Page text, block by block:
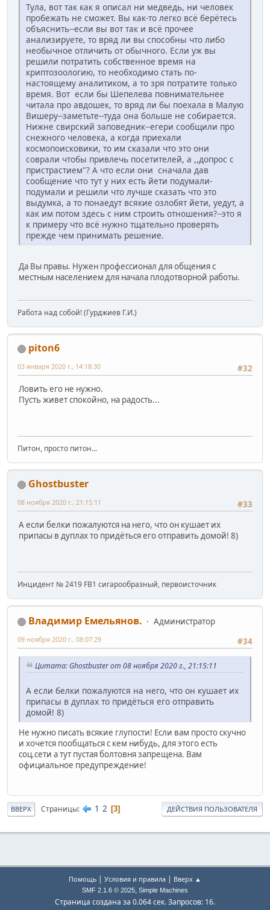
Тула, вот так как я описал ни медведь, ни человек
пробежать не сможет. Вы как-то легко всё берётесь
объяснить--если вы вот так и всё прочее
анализируете, то вряд ли вы способны что либо
необычное отличить от обычного. Если уж вы
решили потратить собственное время на
криптозоологию, то необходимо стать по-
настоящему аналитиком, а то зря потратите только
время. Вот если бы Шепелева повнимательнее
читала про авдошек, то вряд ли бы поехала в Малую
Вишеру--заметьте--туда она больше не собирается.
Нижне свирский заповедник--егери сообщили про
снежного человека, а когда приехали
космопоисковики, то им сказали что это они
соврали чтобы привлечь посетителей, а ,,допрос с
пристрастием"? А что если они сначала дав
сообщение что тут у них есть йети подумали-
подумали и решили что лучше сказать что это
выдумка, а то понаедут всякие озлобят йети, уедут, а
как им потом здесь с ним строить отношения?--это я
к примеру что всё нужно тщательно проверять
прежде чем принимать решение.
Да Вы правы. Нужен профессионал для общения с
местным населением для начала плодотворной работы.
Работа над собой! (Гурджиев Г.И.)
piton6
#32
03 января 2020 г., 14:18:30
Ловить его не нужно.
Пусть живет спокойно, на радость...
Питон, просто питон...
Ghostbuster
#33
08 ноября 2020 г., 21:15:11
А если белки пожалуются на него, что он кушает их
припасы в дуплах то придёться его отправить домой! 8)
Инцидент № 2419 FB1 сигарообразный, первоисточник
Владимир Емельянов.
Администратор
#34
09 ноября 2020 г., 08:07:29
Цитата: Ghostbuster от 08 ноября 2020 г., 21:15:11
А если белки пожалуются на него, что он кушает их
припасы в дуплах то придёться его отправить
домой! 8)
Не нужно писать всякие глупости! Если вам просто скучно
и хочется пообщаться с кем нибудь, для этого есть
соц.сети а тут пустая болтовня запрещена. Вам
официальное предупреждение!
ВВЕРХ Страницы 1 2 3 ДЕЙСТВИЯ ПОЛЬЗОВАТЕЛЯ
Помощь | Условия и правила | Вверх ▲
SMF 2.1.6 © 2025, Simple Machines
Страница создана за 0.064 сек. Запросов: 16.